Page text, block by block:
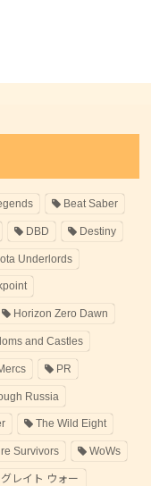
Beat Saber
DBD Destiny
Underlords
Horizon Zero Dawn
and Castles
PR
Russia
The Wild Eight
Survivors WoWs
レイト ウォー